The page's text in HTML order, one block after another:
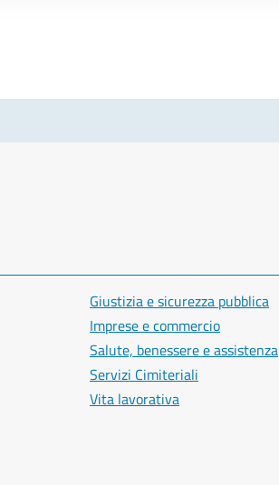
Giustizia e sicurezza pubblica
Imprese e commercio
Salute, benessere e assistenza
Servizi Cimiteriali
Vita lavorativa